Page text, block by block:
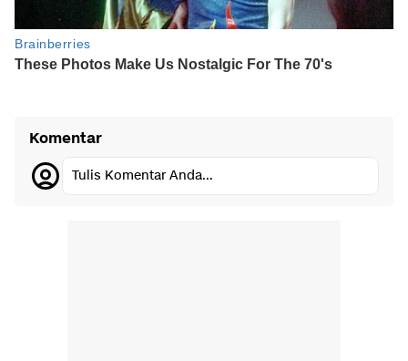
Komentar
Tulis Komentar Anda...